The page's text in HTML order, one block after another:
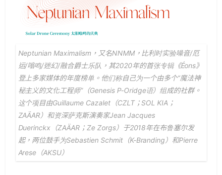
Neptunian Maximalism，又名NNMM，比利时实验噪音/厄
运/嗡鸣/迷幻/融合爵士乐队，其2020年的首张专辑《Éons》
登上多家媒体的年度榜单。他们称自己为一个由多个“魔法神
秘主义的文化工程师”（Genesis P-Oridge语）组成的社群。
这个项目由Guillaume Cazalet（CZLT；SOL KIA；
ZAÄAR）和资深萨克斯演奏家Jean Jacques
Duerinckx（ZAÄAR；Ze Zorgs）于2018年在布鲁塞尔发
起，两位鼓手为Sebastien Schmit（K-Branding）和Pierre
Arese（AKSU）